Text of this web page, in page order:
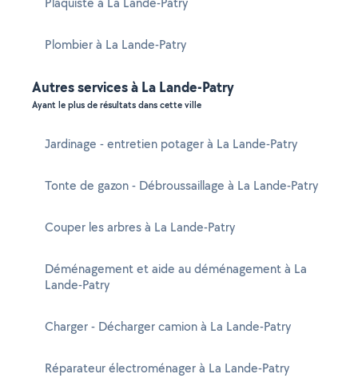
Plombier à La Lande-Patry
Autres services à La Lande-Patry
Ayant le plus de résultats dans cette ville
Jardinage - entretien potager à La Lande-Patry
Tonte de gazon - Débroussaillage à La Lande-Patry
Couper les arbres à La Lande-Patry
Déménagement et aide au déménagement à La
Lande-Patry
Charger - Décharger camion à La Lande-Patry
Réparateur électroménager à La Lande-Patry